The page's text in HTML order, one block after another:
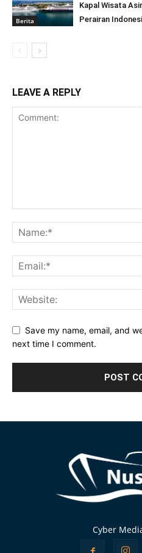
Berita
Kapal Wisata
Perairan
LEAVE A REPLY
Save my name, email, and
next time I comment.
Cyber